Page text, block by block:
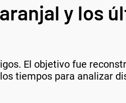
y los
El objetivo fue
tiempos para analizar